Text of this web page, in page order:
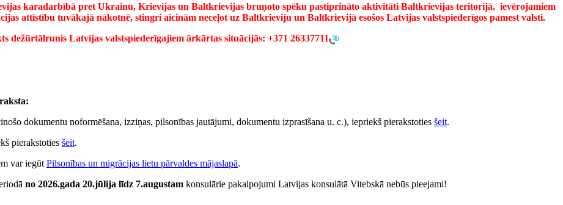
karadarbībā pret Ukrainu, Krievijas un Baltkrievijas bruņoto spēku pastiprināto aktivitāti Baltkrievijas teritorijā, ievērojamiem
attīstību tuvākajā nākotnē, stingri aicinām neceļot uz Baltkrieviju un Baltkrievijā esošos Latvijas valstspiederīgos pamest valsti.
dežūrtālrunis Latvijas valstspiederīgajiem ārkārtas situācijās: +371 26337711
dokumentu noformēšana, izziņas, pilsonības jautājumi, dokumentu izprasīšana u. c.), iepriekš pierakstoties šeit.
pierakstoties šeit.
var iegūt Pilsonības un migrācijas lietu pārvaldes mājaslapā.
no 2026.gada 20.jūlija līdz 7.augustam konsulārie pakalpojumi Latvijas konsulātā Vitebskā nebūs pieejami!